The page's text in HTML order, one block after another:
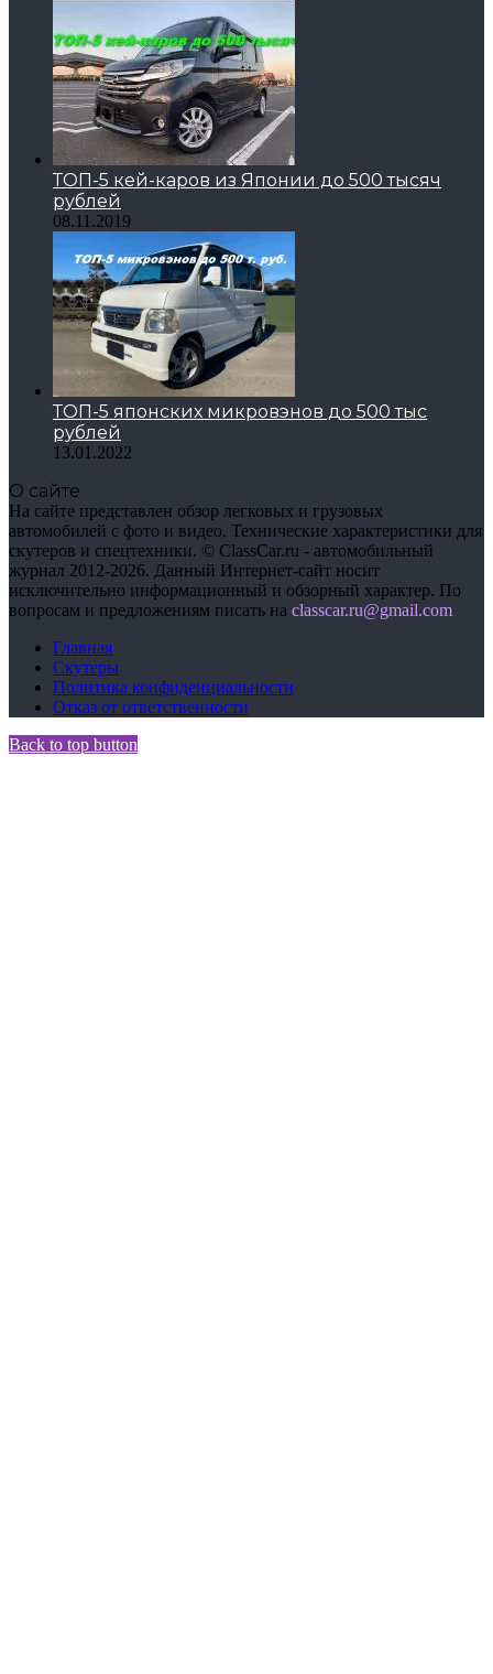
ТОП-5 кей-каров из Японии до 500 тысяч
рублей
08.11.2019
ТОП-5 японских микровэнов до 500 тыс
рублей
13.01.2022
О сайте
На сайте представлен обзор легковых и грузовых
автомобилей с фото и видео. Технические характеристики для
скутеров и спецтехники. © ClassCar.ru - автомобильный
журнал 2012-2026. Данный Интернет-сайт носит
исключительно информационный и обзорный характер. По
вопросам и предложениям писать на сlasscar.ru@gmail.com
Главная
Скутеры
Политика конфиденциальности
Отказ от ответственности
Back to top button